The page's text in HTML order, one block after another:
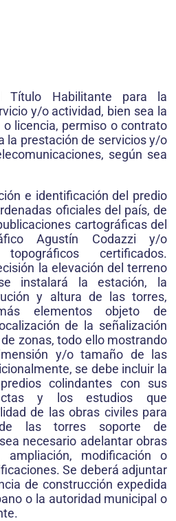
Título Habilitante para la
y/o actividad, bien sea la
o licencia, permiso o contrato
la prestación de servicios y/o
según sea
e identificación del predio
oficiales del país, de
cartográficas del
Agustín Codazzi y/o
topográficos certificados.
la elevación del terreno
instalará la estación, la
y altura de las torres,
elementos objeto de
de la señalización
zonas, todo ello mostrando
y/o tamaño de las
se debe incluir la
colindantes con sus
y los estudios que
de las obras civiles para
las torres soporte de
necesario adelantar obras
ampliación, modificación o
Se deberá adjuntar
de construcción expedida
o la autoridad municipal o